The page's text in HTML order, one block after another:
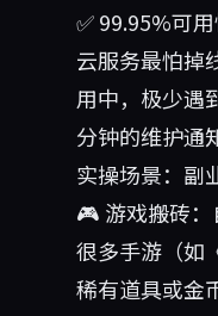
✅ 99.95%可
云服务最怕掉
用中，极少遇
分钟的维护通
实操场景：副
🎮 游戏搬砖
很多手游（如
稀有道具或金